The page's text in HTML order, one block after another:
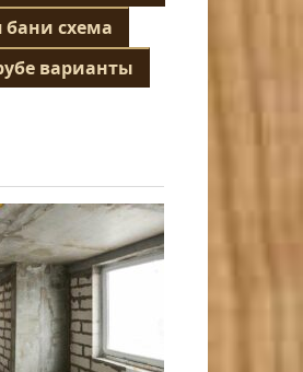
бани схема
варианты